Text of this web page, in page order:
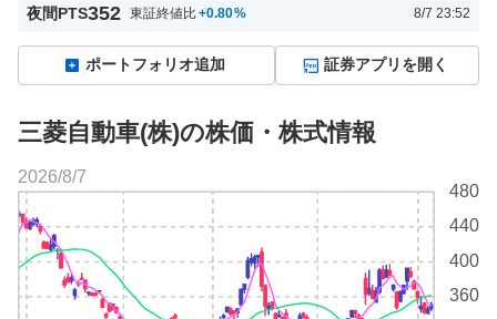
夜間PTS352 東証終値比+0.80% 8/7 23:52
ポートフォリオ追加 証券アプリを開く
三菱自動車(株)の株価・株式情報
360
400
440
480
2026/8/7